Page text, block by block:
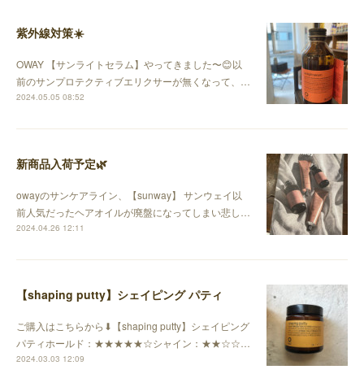
紫外線対策☀️
OWAY 【サンライトセラム】やってきました〜😊以
前のサンプロテクティブエリクサーが無くなって、…
2024.05.05 08:52
新商品入荷予定🌿
owayのサンケアライン、【sunway】 サンウェイ以
前人気だったヘアオイルが廃盤になってしまい悲し…
2024.04.26 12:11
【shaping putty】シェイピング パティ
ご購入はこちらから⬇︎【shaping putty】シェイピング
パティホールド：★★★★★☆シャイン：★★☆☆…
2024.03.03 12:09